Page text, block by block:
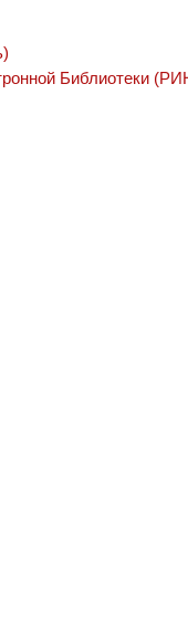
Библиотеки